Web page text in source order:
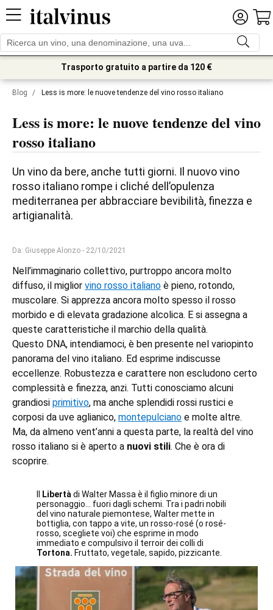
Trasporto gratuito a partire da 120 €
Blog / Less is more: le nuove tendenze del vino rosso italiano
Less is more: le nuove tendenze del vino
rosso italiano
Un vino da bere, anche tutti giorni. Il nuovo vino
rosso italiano rompe i cliché dell’opulenza
mediterranea per abbracciare bevibilità, finezza e
artigianalità.
Da: Giuseppe Alonzo - 22/10/2021
Nell’immaginario collettivo, purtroppo ancora molto
diffuso, il miglior vino rosso italiano è pieno, rotondo,
muscolare. Si apprezza ancora molto spesso il rosso
morbido e di elevata gradazione alcolica. E si assegna a
queste caratteristiche il marchio della qualità.
Questo DNA, intendiamoci, è ben presente nel variopinto
panorama del vino italiano. Ed esprime indiscusse
eccellenze. Robustezza e carattere non escludono certo
complessità e finezza, anzi. Tutti conosciamo alcuni
grandiosi primitivo, ma anche splendidi rossi rustici e
corposi da uve aglianico, montepulciano e molte altre.
Ma, da almeno vent’anni a questa parte, la realtà del vino
rosso italiano si è aperto a nuovi stili. Che è ora di
scoprire.
Libertà di Walter Massa è il figlio minore di un
personaggio… fuori dagli schemi. Tra i padri nobili
del vino naturale piemontese, Walter mette in
bottiglia, con tappo a vite, un rosso-rosé (o rosé-
rosso, scegliete voi) che esprime in modo
immediato e compulsivo il terroir dei colli di
Tortona. Fruttato, vegetale, sapido, pizzicante.